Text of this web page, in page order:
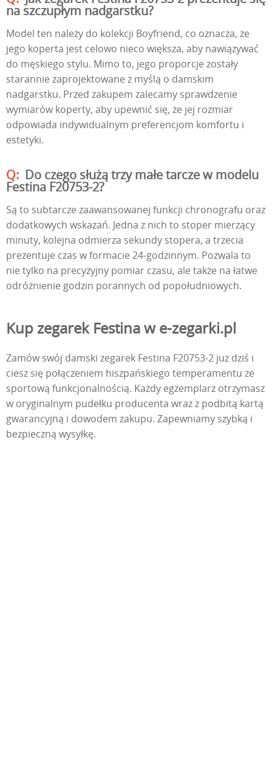
na szczupłym nadgarstku?
Model ten należy do kolekcji Boyfriend, co oznacza, że
jego koperta jest celowo nieco większa, aby nawiązywać
do męskiego stylu. Mimo to, jego proporcje zostały
starannie zaprojektowane z myślą o damskim
nadgarstku. Przed zakupem zalecamy sprawdzenie
wymiarów koperty, aby upewnić się, że jej rozmiar
odpowiada indywidualnym preferencjom komfortu i
estetyki.
Do czego służą trzy małe tarcze w modelu
Festina F20753-2?
Są to subtarcze zaawansowanej funkcji chronografu oraz
dodatkowych wskazań. Jedna z nich to stoper mierzący
minuty, kolejna odmierza sekundy stopera, a trzecia
prezentuje czas w formacie 24-godzinnym. Pozwala to
nie tylko na precyzyjny pomiar czasu, ale także na łatwe
odróżnienie godzin porannych od popołudniowych.
Kup zegarek Festina w e-zegarki.pl
Zamów swój damski zegarek Festina F20753-2 już dziś i
ciesz się połączeniem hiszpańskiego temperamentu ze
sportową funkcjonalnością. Każdy egzemplarz otrzymasz
w oryginalnym pudełku producenta wraz z podbitą kartą
gwarancyjną i dowodem zakupu. Zapewniamy szybką i
bezpieczną wysyłkę.